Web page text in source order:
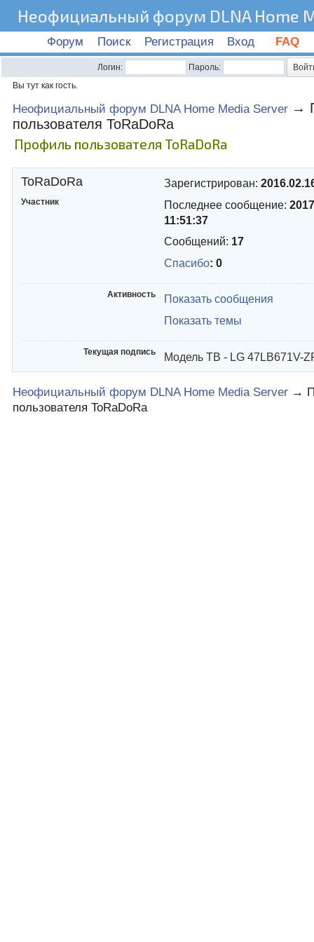
Неофициальный форум DLNA Home
Форум Поиск Регистрация Вход FAQ
Логин:
Пароль:
Вы тут как гость.
Неофициальный форум DLNA Home Media Server →
пользователя ToRaDoRa
Профиль пользователя ToRaDoRa
ToRaDoRa
Участник
Зарегистрирован:
Последнее сообщение:
11:51:37
Сообщений: 17
Спасибо: 0
Активность
Показать сообщения
Показать темы
Текущая подпись Модель ТВ - LG 47LB671V-
Неофициальный форум DLNA Home Media Server →
пользователя ToRaDoRa